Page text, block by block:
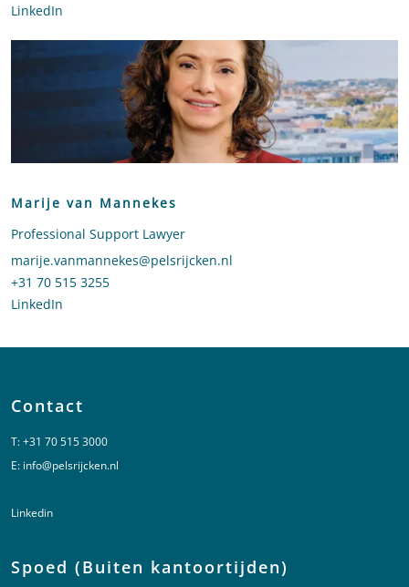
LinkedIn
Marije van Mannekes
Professional Support Lawyer
Stuur een e-mail naar Marije van Mannekes
marije.vanmannekes@pelsrijcken.nl
Bel naar Marije van Mannekes
+31 70 515 3255
LinkedIn
Contact
T:+31 70 515 3000
E: info@pelsrijcken.nl
Linkedin
Spoed (Buiten kantoortijden)